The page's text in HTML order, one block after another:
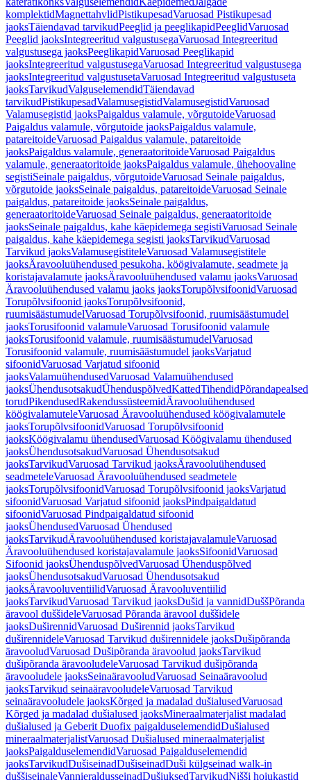
komplektidMagnettahvlidPistikupesadVaruosad Pistikupesad
jaoksTäiendavad tarvikudPeeglid ja peeglikapidPeeglidVaruosad
Peeglid jaoksIntegreeritud valgustusegaVaruosad Integreeritud
valgustusega jaoksPeeglikapidVaruosad Peeglikapid
jaoksIntegreeritud valgustusegaVaruosad Integreeritud valgustusega
jaoksIntegreeritud valgustusetaVaruosad Integreeritud valgustuseta
jaoksTarvikudValguselemendidTäiendavad
tarvikudPistikupesadValamusegistidValamusegistidVaruosad
Valamusegistid jaoksPaigaldus valamule, võrgutoideVaruosad
Paigaldus valamule, võrgutoide jaoksPaigaldus valamule,
patareitoideVaruosad Paigaldus valamule, patareitoide
jaoksPaigaldus valamule, generaatoritoideVaruosad Paigaldus
valamule, generaatoritoide jaoksPaigaldus valamule, ühehoovaline
segistiSeinale paigaldus, võrgutoideVaruosad Seinale paigaldus,
võrgutoide jaoksSeinale paigaldus, patareitoideVaruosad Seinale
paigaldus, patareitoide jaoksSeinale paigaldus,
generaatoritoideVaruosad Seinale paigaldus, generaatoritoide
jaoksSeinale paigaldus, kahe käepidemega segistiVaruosad Seinale
paigaldus, kahe käepidemega segisti jaoksTarvikudVaruosad
Tarvikud jaoksValamusegistiteleVaruosad Valamusegistitele
jaoksÄravooluühendused pesukoha, köögivalamute, seadmete ja
koristajavalamute jaoksÄravooluühendused valamu jaoksVaruosad
Äravooluühendused valamu jaoks jaoksTorupõlvsifoonidVaruosad
Torupõlvsifoonid jaoksTorupõlvsifoonid,
ruumisäästumudelVaruosad Torupõlvsifoonid, ruumisäästumudel
jaoksTorusifoonid valamuleVaruosad Torusifoonid valamule
jaoksTorusifoonid valamule, ruumisäästumudelVaruosad
Torusifoonid valamule, ruumisäästumudel jaoksVarjatud
sifoonidVaruosad Varjatud sifoonid
jaoksValamuühendusedVaruosad Valamuühendused
jaoksÜhendusotsakudÜhenduspõlvedKattedTihendidPõrandapealsed
torudPikendusedRakendussüsteemidÄravooluühendused
köögivalamuteleVaruosad Äravooluühendused köögivalamutele
jaoksTorupõlvsifoonidVaruosad Torupõlvsifoonid
jaoksKöögivalamu ühendusedVaruosad Köögivalamu ühendused
jaoksÜhendusotsakudVaruosad Ühendusotsakud
jaoksTarvikudVaruosad Tarvikud jaoksÄravooluühendused
seadmeteleVaruosad Äravooluühendused seadmetele
jaoksTorupõlvsifoonidVaruosad Torupõlvsifoonid jaoksVarjatud
sifoonidVaruosad Varjatud sifoonid jaoksPindpaigaldatud
sifoonidVaruosad Pindpaigaldatud sifoonid
jaoksÜhendusedVaruosad Ühendused
jaoksTarvikudÄravooluühendused koristajavalamuleVaruosad
Äravooluühendused koristajavalamule jaoksSifoonidVaruosad
Sifoonid jaoksÜhenduspõlvedVaruosad Ühenduspõlved
jaoksÜhendusotsakudVaruosad Ühendusotsakud
jaoksÄravooluventiilidVaruosad Äravooluventiilid
jaoksTarvikudVaruosad Tarvikud jaoksDušid ja vannidDuššPõranda
äravool duššideleVaruosad Põranda äravool duššidele
jaoksDuširennidVaruosad Duširennid jaoksTarvikud
duširennideleVaruosad Tarvikud duširennidele jaoksDušipõranda
äravooludVaruosad Dušipõranda äravoolud jaoksTarvikud
dušipõranda äravooludeleVaruosad Tarvikud dušipõranda
äravooludele jaoksSeinaäravooludVaruosad Seinaäravoolud
jaoksTarvikud seinaäravooludeleVaruosad Tarvikud
seinaäravooludele jaoksKõrged ja madalad dušialusedVaruosad
Kõrged ja madalad dušialused jaoksMineraalmaterjalist madalad
dušialused ja Geberit Duofix paigalduselemendidDušialused
mineraalmaterjalistVaruosad Dušialused mineraalmaterjalist
jaoksPaigalduselemendidVaruosad Paigalduselemendid
jaoksTarvikudDušiseinadDušiseinadDuši külgseinad walk-in
duššiseinaleVannieraldusseinadDušiuksedTarvikudNišši hoiukastid